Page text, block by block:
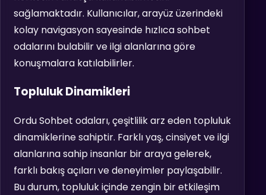
sağlamaktadır. Kullanıcılar, arayüz üzerindeki
kolay navigasyon sayesinde hızlıca sohbet
odalarını bulabilir ve ilgi alanlarına göre
konuşmalara katılabilirler.
Topluluk Dinamikleri
Ordu Sohbet odaları, çeşitlilik arz eden topluluk
dinamiklerine sahiptir. Farklı yaş, cinsiyet ve ilgi
alanlarına sahip insanlar bir araya gelerek,
farklı bakış açıları ve deneyimler paylaşabilir.
Bu durum, topluluk içinde zengin bir etkileşim